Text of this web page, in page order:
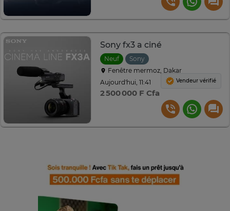
Sony fx3 a ciné
Neuf
Sony
Fenêtre mermoz, Dakar
Aujourd'hui, 11:41
2 500 000 F Cfa
Vendeur vérifié